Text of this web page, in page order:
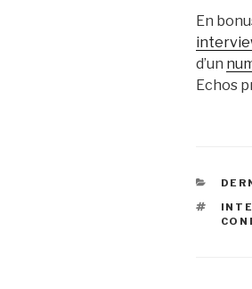
En
d’un
Echos